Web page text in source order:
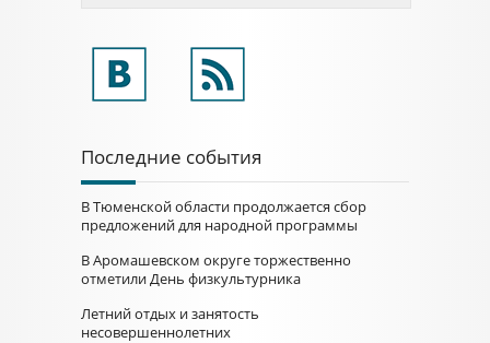
Последние события
В Тюменской области продолжается сбор
предложений для народной программы
В Аромашевском округе торжественно
отметили День физкультурника
Летний отдых и занятость
несовершеннолетних